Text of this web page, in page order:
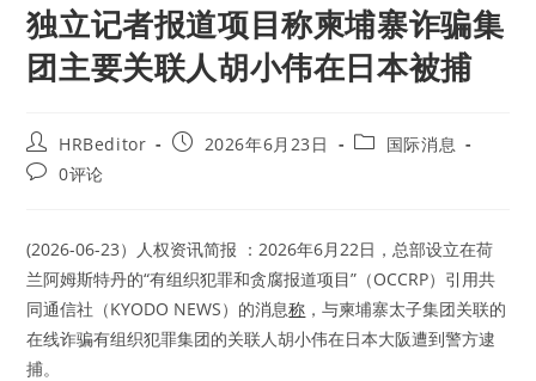
独立记者报道项目称柬埔寨诈骗集
团主要关联人胡小伟在日本被捕
Post
author:
HRBeditor
Post2026年6月23日
Post国际消息
Post0评论
(2026-06-23）人权资讯简报 ：2026年6月22日，总部设立在荷
兰阿姆斯特丹的“有组织犯罪和贪腐报道项目”（OCCRP）引用共
同通信社（KYODO NEWS）的消息称 ，与柬埔寨太子集团关联的
在线诈骗有组织犯罪集团的关联人胡小伟在日本大阪遭到警方逮
捕。